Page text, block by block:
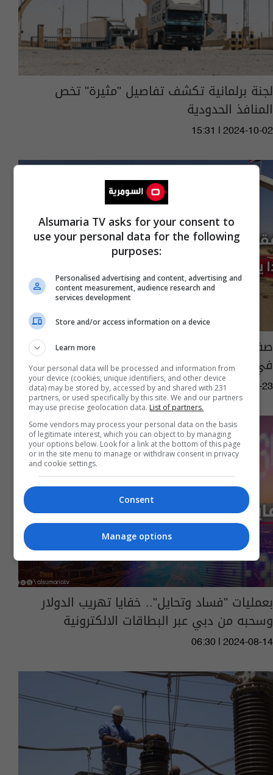
لجنة برلمانية تكشف تفاصيل "مثيرة" تخص
المنافذ الحدودية
15:31 | 2024-10-02
صفقات فساد واغتيال الموظف النزيه.. ماذا يجري
في المنافذ الحدودية؟
06:28 | 2024-09-23
بعمليات "فساد وتحايل".. خفايا تهريب الدولار
وسحبه من دبي عبر البطاقات الالكترونية
06:30 | 2024-08-14
Alsumaria TV asks for your consent to
use your personal data for the following
purposes:
Personalised advertising and content, advertising and
content measurement, audience research and
services development
Store and/or access information on a device
Learn more
Your personal data will be processed and information from
your device (cookies, unique identifiers, and other device
data) may be stored by, accessed by and shared with 231
partners, or used specifically by this site. We and our partners
may use precise geolocation data. List of partners.
Some vendors may process your personal data on the basis
of legitimate interest, which you can object to by managing
your options below. Look for a link at the bottom of this page
or in the site menu to manage or withdraw consent in privacy
and cookie settings.
Consent
Manage options